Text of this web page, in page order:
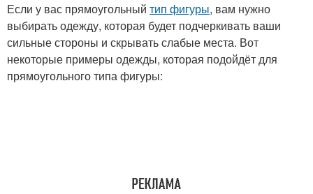
Если у вас прямоугольный тип фигуры, вам нужно
выбирать одежду, которая будет подчеркивать ваши
сильные стороны и скрывать слабые места. Вот
некоторые примеры одежды, которая подойдёт для
прямоугольного типа фигуры: